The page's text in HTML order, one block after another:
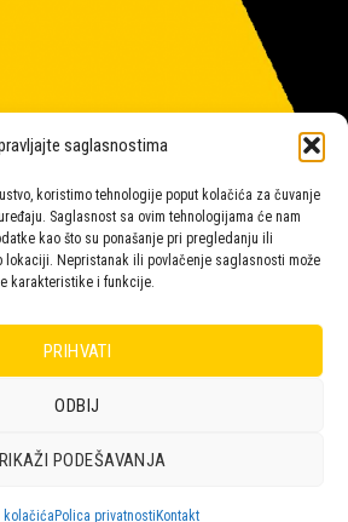
saglasnostima
koristimo tehnologije poput kolačića za čuvanje
Saglasnost sa ovim tehnologijama će nam
kao što su ponašanje pri pregledanju ili
lokaciji. Nepristanak ili povlačenje saglasnosti može
karakteristike i funkcije.
PRIHVATI
ODBIJ
PODEŠAVANJA
kolačića Polica privatnosti Kontakt